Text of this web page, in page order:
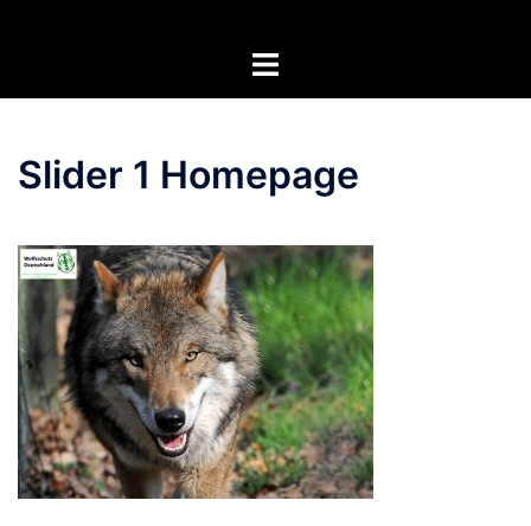
Menü
Slider 1 Homepage